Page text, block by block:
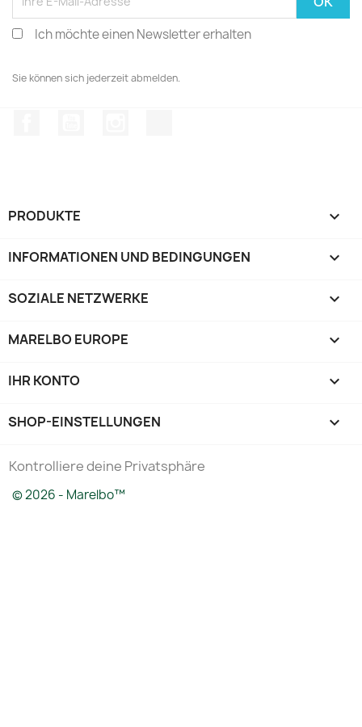
Ich möchte einen Newsletter erhalten
Sie können sich jederzeit abmelden.
PRODUKTE 
INFORMATIONEN UND BEDINGUNGEN 
SOZIALE NETZWERKE 
MARELBO EUROPE 
IHR KONTO 
SHOP-EINSTELLUNGEN keyboard_arrow_down
Kontrolliere deine Privatsphäre
© 2026 - Marelbo™